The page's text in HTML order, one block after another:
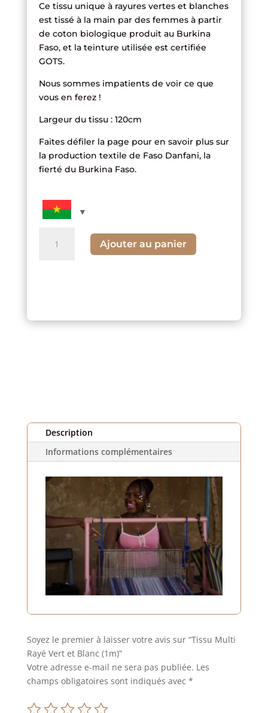
Ce tissu unique à rayures vertes et blanches
est tissé à la main par des femmes à partir
de coton biologique produit au Burkina
Faso, et la teinture utilisée est certifiée
GOTS.
Nous sommes impatients de voir ce que
vous en ferez !
Largeur du tissu : 120cm
Faites défiler la page pour en savoir plus sur
la production textile de Faso Danfani, la
fierté du Burkina Faso.
Ajouter au panier
Description
Informations complémentaires
Soyez le premier à laisser votre avis sur “Tissu Multi
Rayé Vert et Blanc (1m)”
Votre adresse e-mail ne sera pas publiée. Les
champs obligatoires sont indiqués avec *